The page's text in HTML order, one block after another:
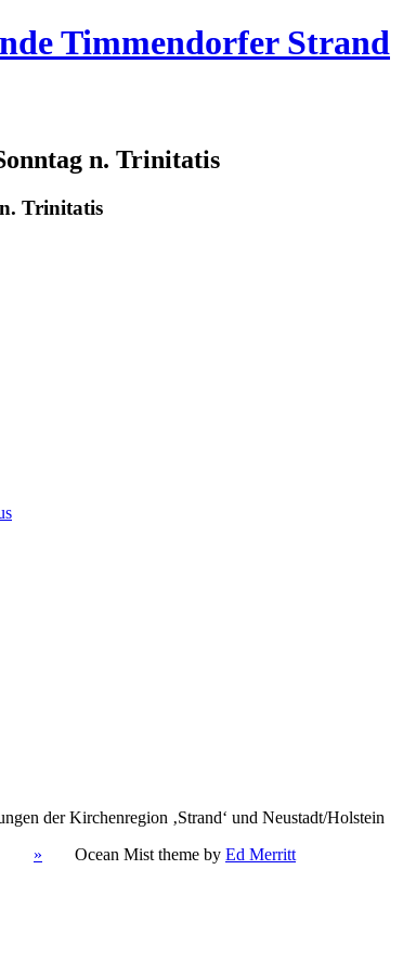
Timmendorfer Strand
n. Trinitatis
Trinitatis
der Kirchenregion ‚Strand‘ und Neustadt/Holstein
»
Ocean Mist theme by Ed Merritt